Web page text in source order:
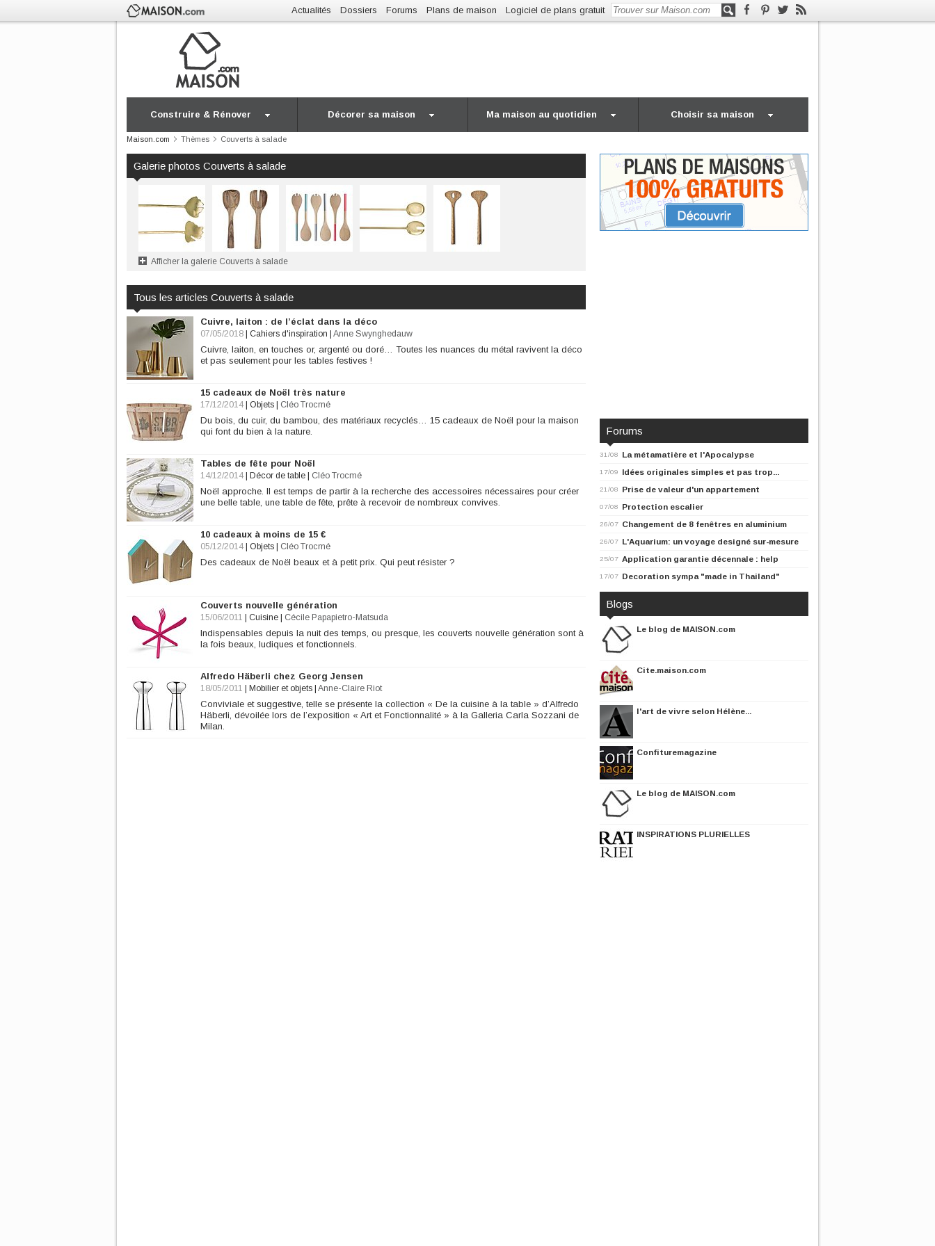
Actualités Dossiers Forums Plans de maison Logiciel de plans gratuit
Construire & Rénover Décorer sa maison Ma maison au quotidien Choisir sa maison
Maison.com Thèmes Couverts à salade
Galerie photos Couverts à salade
Afficher la galerie Couverts à salade
Tous les articles Couverts à salade
Cuivre, laiton : de l’éclat dans la déco
07/05/2018 Cahiers d'inspiration Anne Swynghedauw
Cuivre, laiton, en touches or, argenté ou doré… Toutes les nuances du métal ravivent la déco
et pas seulement pour les tables festives !
15 cadeaux de Noël très nature
17/12/2014 Objets Cléo Trocmé
Du bois, du cuir, du bambou, des matériaux recyclés… 15 cadeaux de Noël pour la maison
qui font du bien à la nature.
Tables de fête pour Noël
14/12/2014 Décor de table Cléo Trocmé
Noël approche. Il est temps de partir à la recherche des accessoires nécessaires pour créer
une belle table, une table de fête, prête à recevoir de nombreux convives.
10 cadeaux à moins de 15 €
05/12/2014 Objets Cléo Trocmé
Des cadeaux de Noël beaux et à petit prix. Qui peut résister ?
Couverts nouvelle génération
15/06/2011 Cuisine Cécile Papapietro-Matsuda
Indispensables depuis la nuit des temps, ou presque, les couverts nouvelle génération sont à
la fois beaux, ludiques et fonctionnels.
Alfredo Häberli chez Georg Jensen
18/05/2011 Mobilier et objets Anne-Claire Riot
Conviviale et suggestive, telle se présente la collection « De la cuisine à la table » d’Alfredo
Häberli, dévoilée lors de l’exposition « Art et Fonctionnalité » à la Galleria Carla Sozzani de
Milan.
Forums
31/08 La métamatière et l'Apocalypse
17/09 Idées originales simples et pas trop...
21/08 Prise de valeur d'un appartement
07/08 Protection escalier
26/07 Changement de 8 fenêtres en aluminium
26/07 L'Aquarium: un voyage designé sur-mesure
25/07 Application garantie décennale : help
17/07 Decoration sympa "made in Thailand"
Blogs
Le blog de MAISON.com
Cite.maison.com
l'art de vivre selon Hélène...
Confituremagazine
Le blog de MAISON.com
INSPIRATIONS PLURIELLES